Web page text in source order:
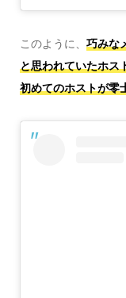
このように、 巧みな
と思われていたホス
初めてのホストが零